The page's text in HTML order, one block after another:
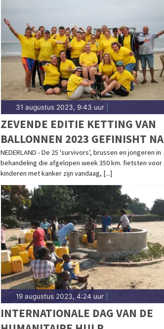
31 augustus 2023, 9:43 uur|
ZEVENDE EDITIE KETTING VAN
BALLONNEN 2023 GEFINISHT NA
FIETSTOCHT VAN 350 KILOMETER
DOOR NEDERLAND
NEDERLAND - De 25 'survivors’, brussen en jongeren in
behandeling die afgelopen week 350 km. fietsten voor
kinderen met kanker zijn vandaag, [...]
19 augustus 2023, 4:24 uur|
INTERNATIONALE DAG VAN DE